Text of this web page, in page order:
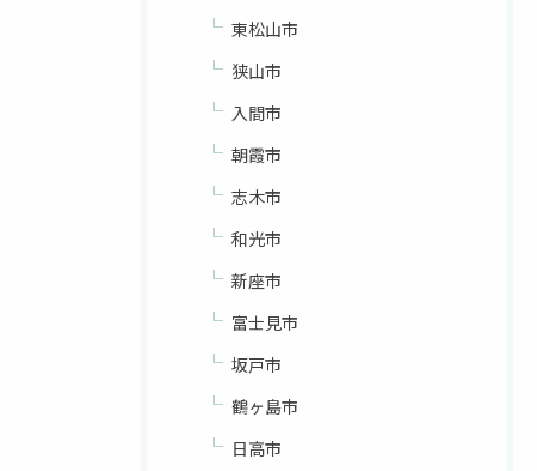
東松山市
狭山市
入間市
朝霞市
志木市
和光市
新座市
富士見市
坂戸市
鶴ヶ島市
日高市